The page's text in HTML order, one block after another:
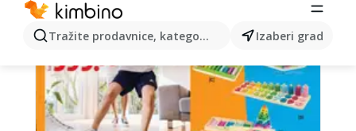
Tražite prodavnice, kategorije, proizvode...Izaberi grad